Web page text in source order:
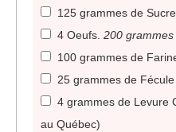
125 grammes de Sucre
4 Oeufs 200 grammes
100 grammes de
25 grammes de
4 grammes de Levure
au Québec)